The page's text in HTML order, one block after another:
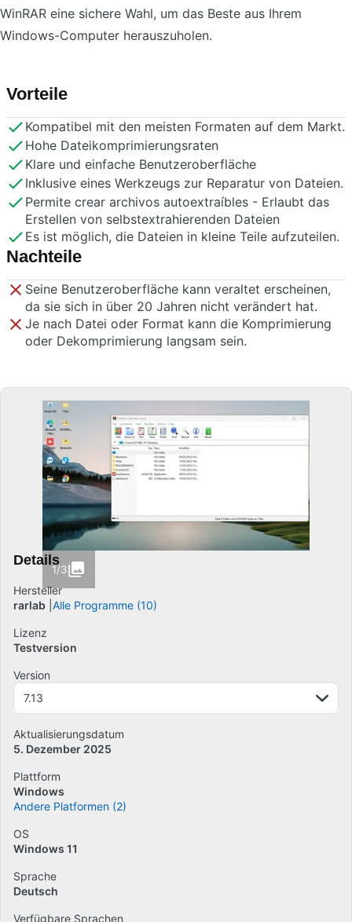
WinRAR eine sichere Wahl, um das Beste aus Ihrem
Windows-Computer herauszuholen.
Vorteile
Kompatibel mit den meisten Formaten auf dem Markt.
Hohe Dateikomprimierungsraten
Klare und einfache Benutzeroberfläche
Inklusive eines Werkzeugs zur Reparatur von Dateien.
Permite crear archivos autoextraíbles - Erlaubt das
Erstellen von selbstextrahierenden Dateien
Es ist möglich, die Dateien in kleine Teile aufzuteilen.
Nachteile
Seine Benutzeroberfläche kann veraltet erscheinen,
da sie sich in über 20 Jahren nicht verändert hat.
Je nach Datei oder Format kann die Komprimierung
oder Dekomprimierung langsam sein.
1/3
Details
Hersteller
rarlab Alle Programme (10)
Lizenz
Testversion
Version
7.13
Aktualisierungsdatum
5. Dezember 2025
Plattform
Windows
Andere Platformen (2)
OS
Windows 11
Sprache
Deutsch
Verfügbare Sprachen